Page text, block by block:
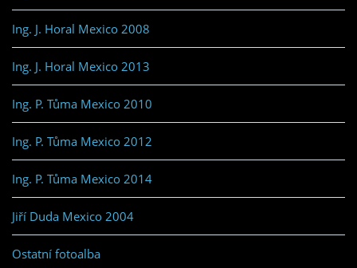
Ing. J. Horal Mexico 2008
Ing. J. Horal Mexico 2013
Ing. P. Tůma Mexico 2010
Ing. P. Tůma Mexico 2012
Ing. P. Tůma Mexico 2014
Jiří Duda Mexico 2004
Ostatní fotoalba